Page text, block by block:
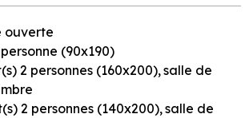
ouverte
(90x190)
2 personnes (160x200) salle de
2 personnes (140x200) salle de